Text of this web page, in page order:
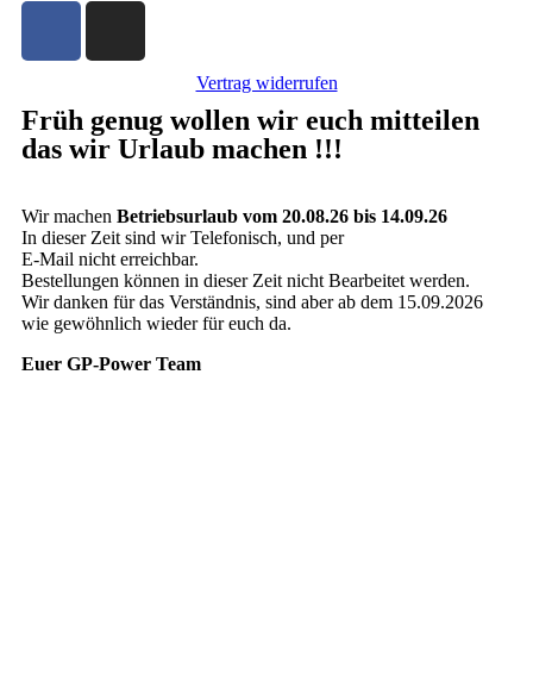
Vertrag widerrufen
Früh genug wollen wir euch mitteilen
das wir Urlaub machen !!!
Wir machen Betriebsurlaub vom 20.08.26 bis 14.09.26
In dieser Zeit sind wir Telefonisch, und per
E-Mail nicht erreichbar.
Bestellungen können in dieser Zeit nicht Bearbeitet werden.
Wir danken für das Verständnis, sind aber ab dem 15.09.2026
wie gewöhnlich wieder für euch da.
Euer GP-Power Team